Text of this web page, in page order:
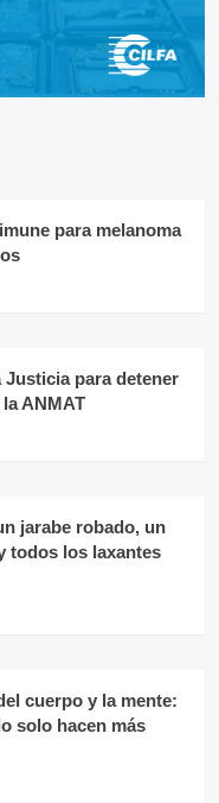
para melanoma
para detener
ANMAT
jarabe robado, un
todos los laxantes
cuerpo y la mente:
solo hacen más